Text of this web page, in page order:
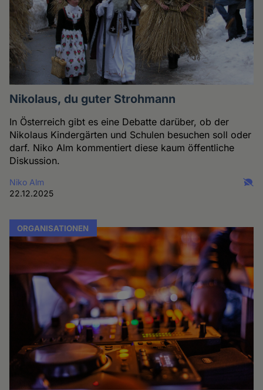
Nikolaus, du guter Strohmann
In Österreich gibt es eine Debatte darüber, ob der
Nikolaus Kindergärten und Schulen besuchen soll oder
darf. Niko Alm kommentiert diese kaum öffentliche
Diskussion.
Niko Alm
22.12.2025
ORGANISATIONEN